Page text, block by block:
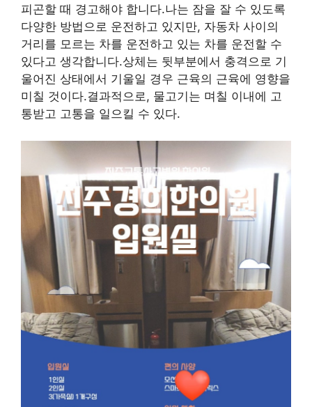
피곤할 때 경고해야 합니다.나는 잠을 잘 수 있도록
다양한 방법으로 운전하고 있지만, 자동차 사이의
거리를 모르는 차를 운전하고 있는 차를 운전할 수
있다고 생각합니다.상체는 뒷부분에서 충격으로 기
울어진 상태에서 기울일 경우 근육의 근육에 영향을
미칠 것이다.결과적으로, 물고기는 며칠 이내에 고
통받고 고통을 일으킬 수 있다.